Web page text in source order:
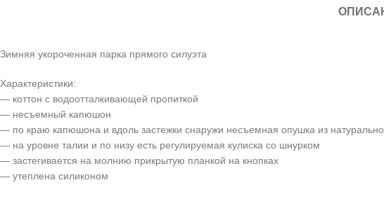
Зимняя укороченная парка прямого силуэта
Характеристики:
— коттон с водоотталкивающей пропиткой
— несъемный капюшон
— по краю капюшона и вдоль застежки снаружи несъемная опушка из
— на уровне талии и по низу есть регулируемая кулиска со шнурком
— застегивается на молнию прикрытую планкой на кнопках
— утеплена силиконом